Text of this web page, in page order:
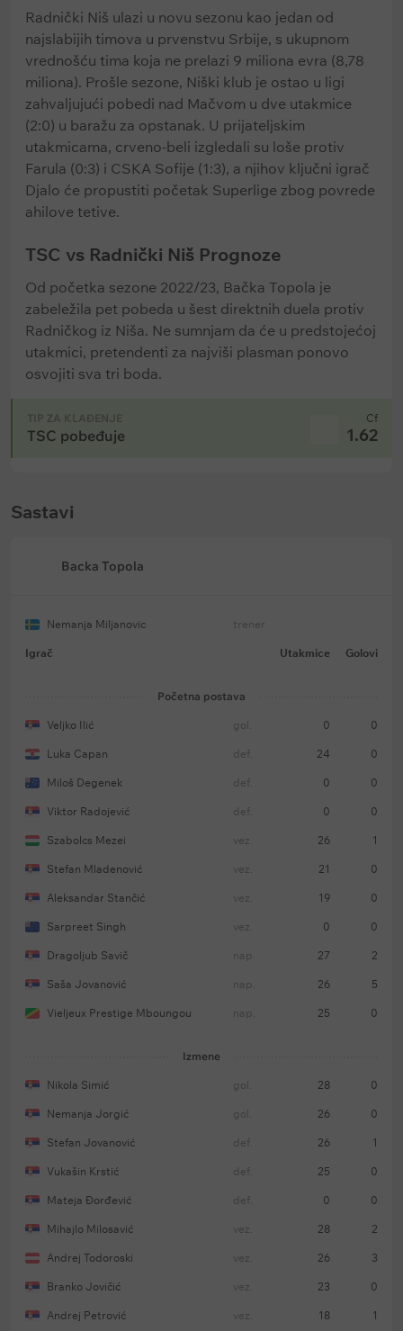
Radnički Niš ulazi u novu sezonu kao jedan od
najslabijih timova u prvenstvu Srbije, s ukupnom
vrednošću tima koja ne prelazi 9 miliona evra (8,78
miliona). Prošle sezone, Niški klub je ostao u ligi
zahvaljujući pobedi nad Mačvom u dve utakmice
(2:0) u baražu za opstanak. U prijateljskim
utakmicama, crveno-beli izgledali su loše protiv
Farula (0:3) i CSKA Sofije (1:3), a njihov ključni igrač
Djalo će propustiti početak Superlige zbog povrede
ahilove tetive.
TSC vs Radnički Niš Prognoze
Od početka sezone 2022/23, Bačka Topola je
zabeležila pet pobeda u šest direktnih duela protiv
Radničkog iz Niša. Ne sumnjam da će u predstojećoj
utakmici, pretendenti za najviši plasman ponovo
osvojiti sva tri boda.
TIP ZA KLAĐENJE
TSC pobeđuje
Cf
1.62
Sastavi
Backa Topola
Nemanja Miljanovic trener
Igrač Utakmice Golovi
Početna postava
Veljko Ilić gol. 0 0
Luka Capan def. 24 0
Miloš Degenek def. 0 0
Viktor Radojević def. 0 0
Szabolcs Mezei vez. 26 1
Stefan Mladenović vez. 21 0
Aleksandar Stančić vez. 19 0
Sarpreet Singh vez. 0 0
Dragoljub Savič nap. 27 2
Saša Jovanović nap. 26 5
Vieljeux Prestige Mboungou nap. 25 0
Izmene
Nikola Simić gol. 28 0
Nemanja Jorgić gol. 26 0
Stefan Jovanović def. 26 1
Vukašin Krstić def. 25 0
Mateja Đorđević def. 0 0
Mihajlo Milosavić vez. 28 2
Andrej Todoroski vez. 26 3
Branko Jovičić vez. 23 0
Andrej Petrović vez. 18 1